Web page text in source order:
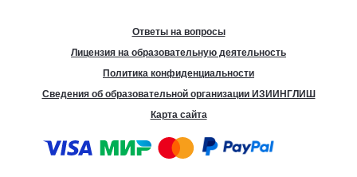
Ответы на вопросы
Лицензия на образовательную деятельность
Политика конфиденциальности
Сведения об образовательной организации ИЗИИНГЛИШ
Карта сайта